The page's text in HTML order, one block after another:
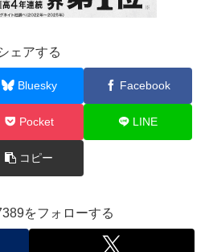
ェアする
Bluesky Facebook
Pocket LINE
コピー
をフォローする